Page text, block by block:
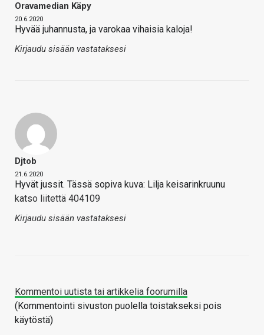
Oravamedian Käpy
20.6.2020
Hyvää juhannusta, ja varokaa vihaisia kaloja!
Kirjaudu sisään vastataksesi
Djtob
21.6.2020
Hyvät jussit. Tässä sopiva kuva: Lilja keisarinkruunu
katso liitettä 404109
Kirjaudu sisään vastataksesi
Kommentoi uutista tai artikkelia foorumilla
(Kommentointi sivuston puolella toistakseksi pois
käytöstä)